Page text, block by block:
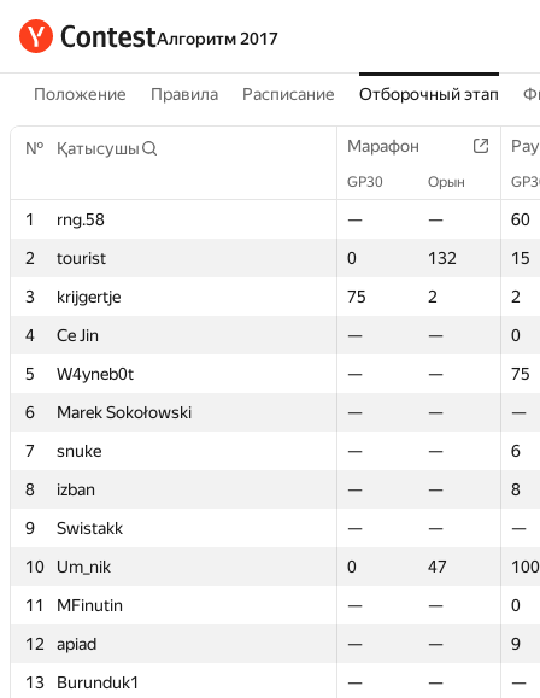
Алгоритм 2017
Положение Правила Расписание Отборочный этап
№ Қатысушы Марафон
GP30 Орын
1 rng.58 — —
60
2
tourist 0 132
15
3
krijgertje 75 2
2
4
Ce Jin — —
0
5
W4yneb0t — —
75
6
Marek Sokołowski — —
—
7
snuke — —
6
8
izban — —
8
9
Swistakk — —
—
10
Um_nik 0 47
100
11
MFinutin — —
0
12
apiad — —
9
13
Burunduk1 — —
—
№ Қатысушы Марафон
GP30 Орын
1 rng.58 — —
60
2
tourist 0 132
15
3
krijgertje 75 2
2
4
Ce Jin — —
0
5
W4yneb0t — —
75
6
Marek Sokołowski — —
—
7
snuke — —
6
8
izban — —
8
9
Swistakk — —
—
10
Um_nik 0 47
100
11
MFinutin — —
0
12
apiad — —
9
13
Burunduk1 — —
—